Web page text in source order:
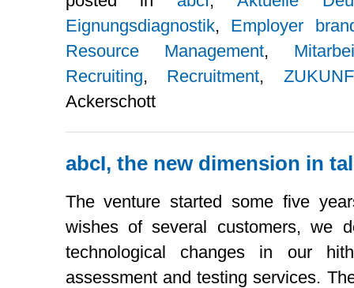
Eignungsdiagnostik, Employer
Resource Management,
Recruiting, Recruitment,
Ackerschott
abcI, the new dimension in
The venture started some five
wishes of several customers, we
technological changes in our
assessment and testing services.